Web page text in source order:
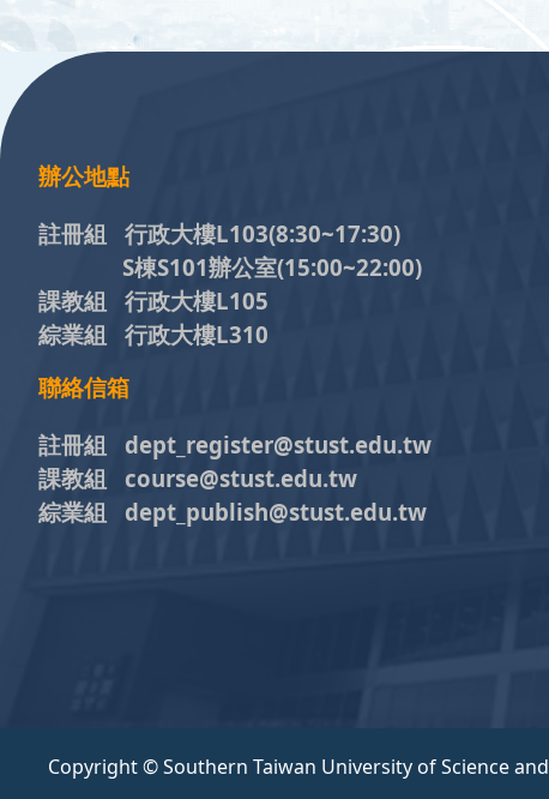
:::
辦公地點
註冊組 行政大樓L103(8:30~17:30)
S棟S101辦公室(15:00~22:00)
課教組 行政大樓L105
綜業組 行政大樓L310
聯絡信箱
註冊組 dept_register@stust.edu.tw
課教組 course@stust.edu.tw
綜業組 dept_publish@stust.edu.tw
Copyright © Southern Taiwan University of Science and